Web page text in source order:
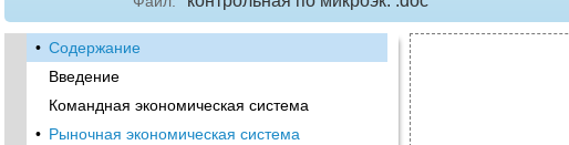
• Содержание
Введение
Командная экономическая система
• Рыночная экономическая система